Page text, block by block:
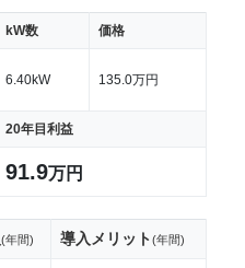
kW数 価格
6.40kW 135.0万円
20年目利益
91.9万円
(年間) 導入メリット(年間)